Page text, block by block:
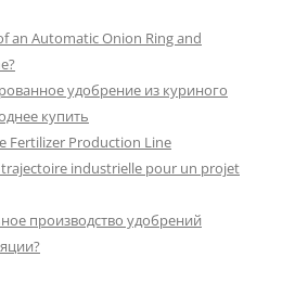
an Automatic Onion Ring and
удобрение из куриного
купить
Fertilizer Production Line
industrielle pour un projet
производство удобрений